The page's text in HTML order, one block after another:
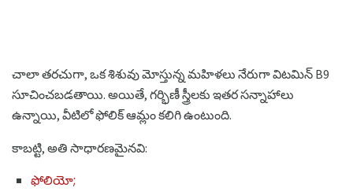
చాలా తరచుగా, ఒక శిశువు మోస్తున్న మహిళలు నేరుగా విటమిన్ B9
సూచించబడతాయి. అయితే, గర్భిణీ స్త్రీలకు ఇతర సన్నాహాలు
ఉన్నాయి, వీటిలో ఫోలిక్ ఆమ్లం కలిగి ఉంటుంది.
కాబట్టి, అతి సాధారణమైనవి:
ఫోలియో;